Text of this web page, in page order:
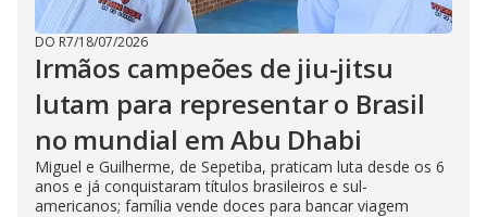
DO R7/18/07/2026
Irmãos campeões de jiu-jitsu
lutam para representar o Brasil
no mundial em Abu Dhabi
Miguel e Guilherme, de Sepetiba, praticam luta desde os 6
anos e já conquistaram títulos brasileiros e sul-
americanos; família vende doces para bancar viagem